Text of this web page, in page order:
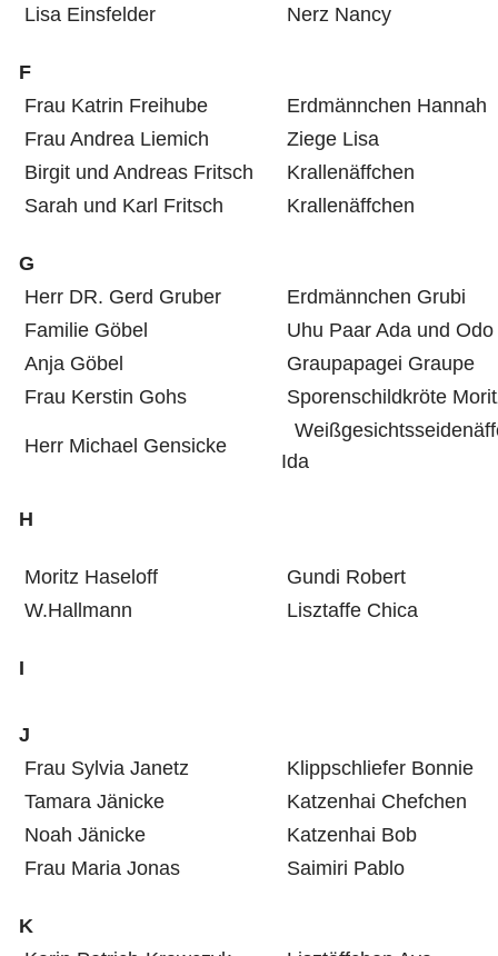
Lisa Einsfelder
Nerz Nancy
F
Frau Katrin Freihube
Erdmännchen Hannah
Frau Andrea Liemich
Ziege Lisa
Birgit und Andreas Fritsch
Krallenäffchen
Sarah und Karl Fritsch
Krallenäffchen
G
Herr DR. Gerd Gruber
Erdmännchen Grubi
Familie Göbel
Uhu Paar Ada und Odo
Anja Göbel
Graupapagei Graupe
Frau Kerstin Gohs
Sporenschildkröte
Herr Michael Gensicke
Ida
H
Moritz Haseloff
Gundi Robert
W.Hallmann
Lisztaffe Chica
I
J
Frau Sylvia Janetz
Klippschliefer Bonnie
Tamara Jänicke
Katzenhai Chefchen
Noah Jänicke
Katzenhai Bob
Frau Maria Jonas
Saimiri Pablo
K